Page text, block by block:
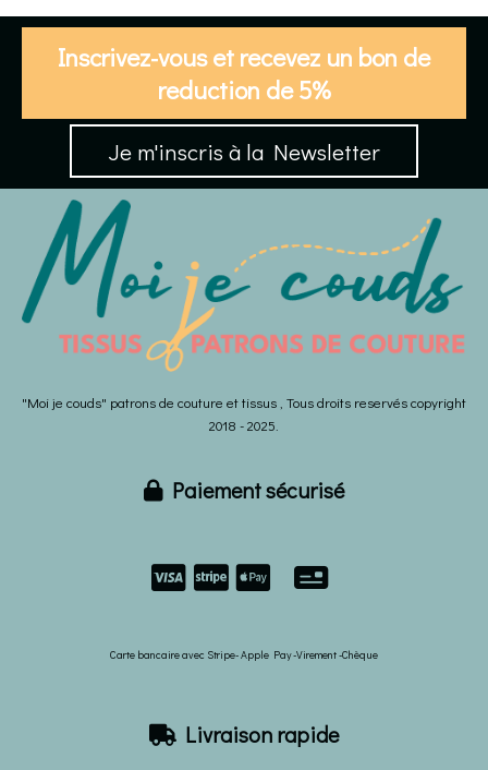
Inscrivez-vous et recevez un bon de
reduction de 5%
Je m'inscris à la Newsletter
"Moi je couds" patrons de couture et tissus , Tous droits reservés copyright
2018 - 2025.
 Paiement sécurisé
 
Carte bancaire avec Stripe- Apple Pay -Virement -Chèque
 Livraison rapide